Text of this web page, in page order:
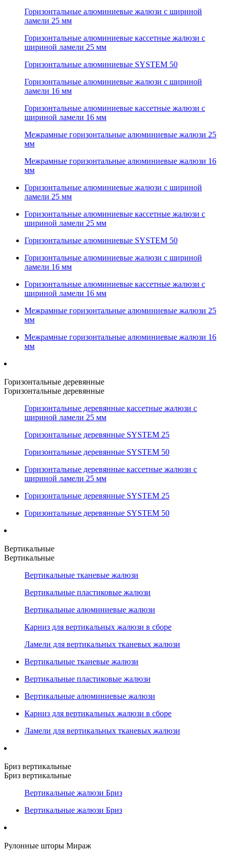
Горизонтальные алюминиевые жалюзи с шириной
ламели 25 мм
Горизонтальные алюминиевые кассетные жалюзи с
шириной ламели 25 мм
Горизонтальные алюминиевые SYSTEM 50
Горизонтальные алюминиевые жалюзи с шириной
ламели 16 мм
Горизонтальные алюминиевые кассетные жалюзи с
шириной ламели 16 мм
Межрамные горизонтальные алюминиевые жалюзи 25
мм
Межрамные горизонтальные алюминиевые жалюзи 16
мм
Горизонтальные алюминиевые жалюзи с шириной
ламели 25 мм
Горизонтальные алюминиевые кассетные жалюзи с
шириной ламели 25 мм
Горизонтальные алюминиевые SYSTEM 50
Горизонтальные алюминиевые жалюзи с шириной
ламели 16 мм
Горизонтальные алюминиевые кассетные жалюзи с
шириной ламели 16 мм
Межрамные горизонтальные алюминиевые жалюзи 25
мм
Межрамные горизонтальные алюминиевые жалюзи 16
мм
Горизонтальные деревянные
Горизонтальные деревянные
Горизонтальные деревянные кассетные жалюзи с
шириной ламели 25 мм
Горизонтальные деревянные SYSTEM 25
Горизонтальные деревянные SYSTEM 50
Горизонтальные деревянные кассетные жалюзи с
шириной ламели 25 мм
Горизонтальные деревянные SYSTEM 25
Горизонтальные деревянные SYSTEM 50
Вертикальные
Вертикальные
Вертикальные тканевые жалюзи
Вертикальные пластиковые жалюзи
Вертикальные алюминиевые жалюзи
Карниз для вертикальных жалюзи в сборе
Ламели для вертикальных тканевых жалюзи
Вертикальные тканевые жалюзи
Вертикальные пластиковые жалюзи
Вертикальные алюминиевые жалюзи
Карниз для вертикальных жалюзи в сборе
Ламели для вертикальных тканевых жалюзи
Бриз вертикальные
Бриз вертикальные
Вертикальные жалюзи Бриз
Вертикальные жалюзи Бриз
Рулонные шторы Мираж